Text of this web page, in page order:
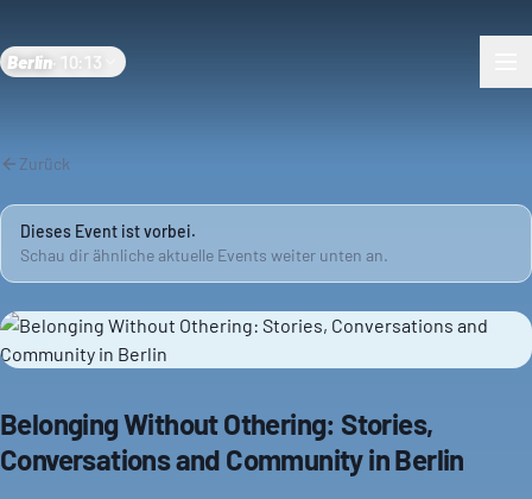
Berlin 10:13
Zurück
Dieses Event ist vorbei.
Schau dir ähnliche aktuelle Events weiter unten an.
Belonging Without Othering: Stories,
Conversations and Community in Berlin